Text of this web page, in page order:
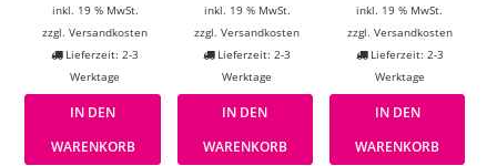
inkl. 19 % MwSt.
zzgl.Versandkosten
Lieferzeit: 2-3
Werktage
IN DEN
WARENKORB
inkl. 19 % MwSt.
zzgl.Versandkosten
Lieferzeit: 2-3
Werktage
IN DEN
WARENKORB
inkl. 19 % MwSt.
zzgl. Versandkosten
Lieferzeit: 2-3
Werktage
IN DEN
WARENKORB